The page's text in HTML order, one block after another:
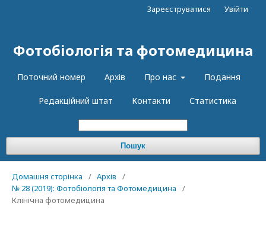
Фотобіологія та фотомедицина
Поточний номер Архів Про нас Подання
Редакційний штат Контакти Статистика
Пошук
Зареєструватися Увійти
Домашня сторінка / Архів
/
№ 28 (2019): Фотобіологія та Фотомедицина
/
Клінічна фотомедицина